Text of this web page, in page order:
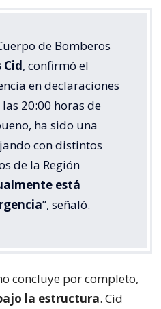
de Bomberos
Cid, confirmó el
en declaraciones
20:00 horas de
ha sido una
con distintos
de la Región
está
”, señaló.
concluye por completo,
la estructura. Cid